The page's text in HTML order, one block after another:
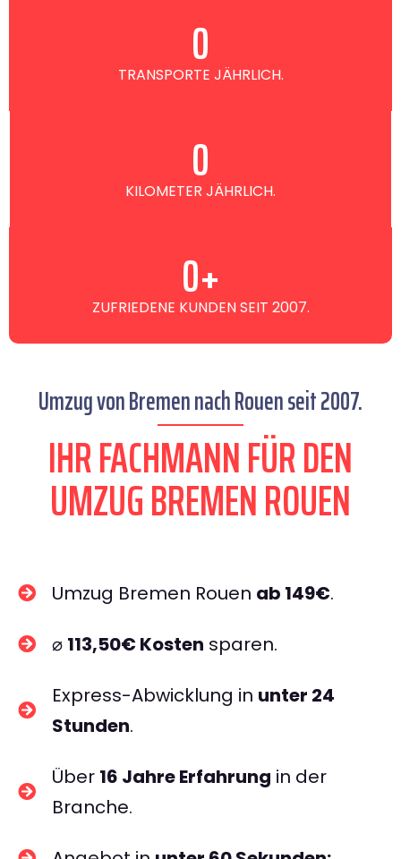
TRANSPORTE JÄHRLICH.
0
KILOMETER JÄHRLICH.
0
ZUFRIEDENE KUNDEN SEIT 2007.
0+
Umzug von Bremen nach Rouen seit 2007.
IHR FACHMANN FÜR DEN
UMZUG BREMEN ROUEN
Umzug Bremen Rouen ab 149€.
⌀ 113,50€ Kosten sparen.
Express-Abwicklung in unter 24
Stunden.
Über 16 Jahre Erfahrung in der
Branche.